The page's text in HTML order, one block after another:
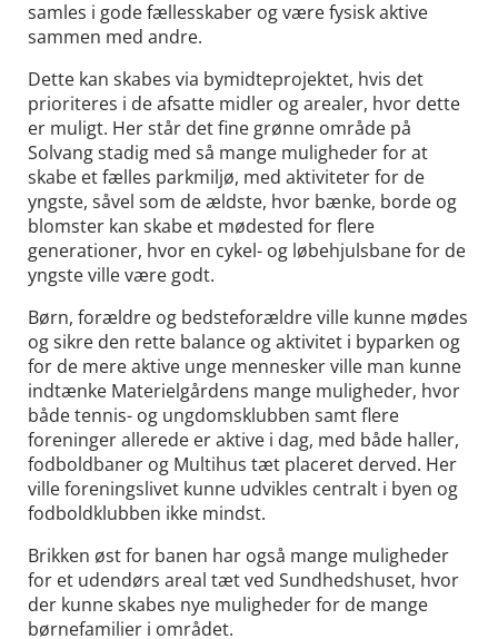
samles i gode fællesskaber og være fysisk aktive
sammen med andre.
Dette kan skabes via bymidteprojektet, hvis det
prioriteres i de afsatte midler og arealer, hvor dette
er muligt. Her står det fine grønne område på
Solvang stadig med så mange muligheder for at
skabe et fælles parkmiljø, med aktiviteter for de
yngste, såvel som de ældste, hvor bænke, borde og
blomster kan skabe et mødested for flere
generationer, hvor en cykel- og løbehjulsbane for de
yngste ville være godt.
Børn, forældre og bedsteforældre ville kunne mødes
og sikre den rette balance og aktivitet i byparken og
for de mere aktive unge mennesker ville man kunne
indtænke Materielgårdens mange muligheder, hvor
både tennis- og ungdomsklubben samt flere
foreninger allerede er aktive i dag, med både haller,
fodboldbaner og Multihus tæt placeret derved. Her
ville foreningslivet kunne udvikles centralt i byen og
fodboldklubben ikke mindst.
Brikken øst for banen har også mange muligheder
for et udendørs areal tæt ved Sundhedshuset, hvor
der kunne skabes nye muligheder for de mange
børnefamilier i området.